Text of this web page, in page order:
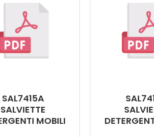
SAL7415A
SALVIETTE
MOBILI